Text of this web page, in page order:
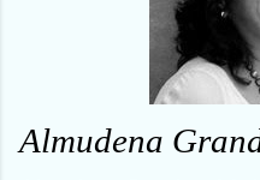
Almudena